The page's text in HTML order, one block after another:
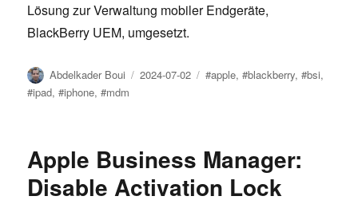
Lösung zur Verwaltung mobiler Endgeräte,
BlackBerry UEM, umgesetzt.
Author
Abdelkader Boui
Posted
2024-07-02 Tags
#apple,#blackberry,#bsi,
#ipad,#iphone,#mdm
Apple Business Manager:
Disable Activation Lock